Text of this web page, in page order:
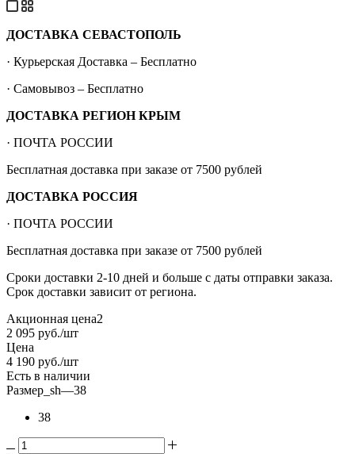
ДОСТАВКА СЕВАСТОПОЛЬ
· Курьерская Доставка – Бесплатно
· Самовывоз – Бесплатно
ДОСТАВКА РЕГИОН КРЫМ
· ПОЧТА РОССИИ
Бесплатная доставка при заказе от 7500 рублей
ДОСТАВКА РОССИЯ
· ПОЧТА РОССИИ
Бесплатная доставка при заказе от 7500 рублей
Сроки доставки 2-10 дней и больше с даты отправки заказа.
Срок доставки зависит от региона.
Акционная цена2
2 095 руб./шт
Цена
4 190 руб./шт
Есть в наличии
Размер_sh—38
38